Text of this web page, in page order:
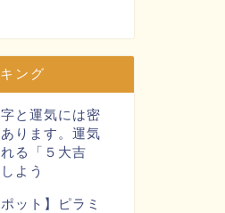
ング
字と運気には密
ります。運気
る「５大吉
よう
ット】ピラミ